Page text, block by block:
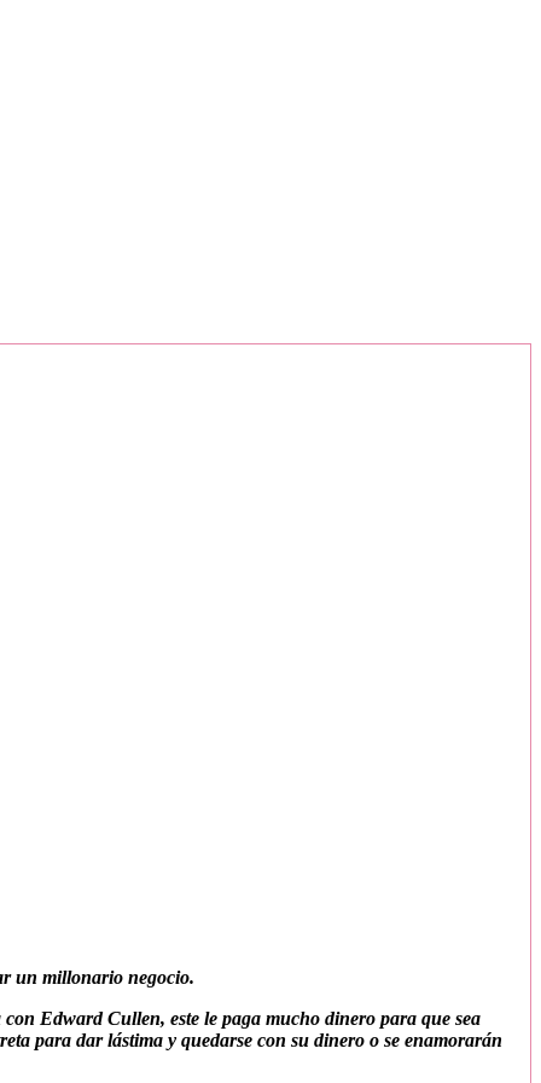
un millonario negocio.
Edward Cullen, este le paga mucho dinero para que sea
para dar lástima y quedarse con su dinero o se enamorarán